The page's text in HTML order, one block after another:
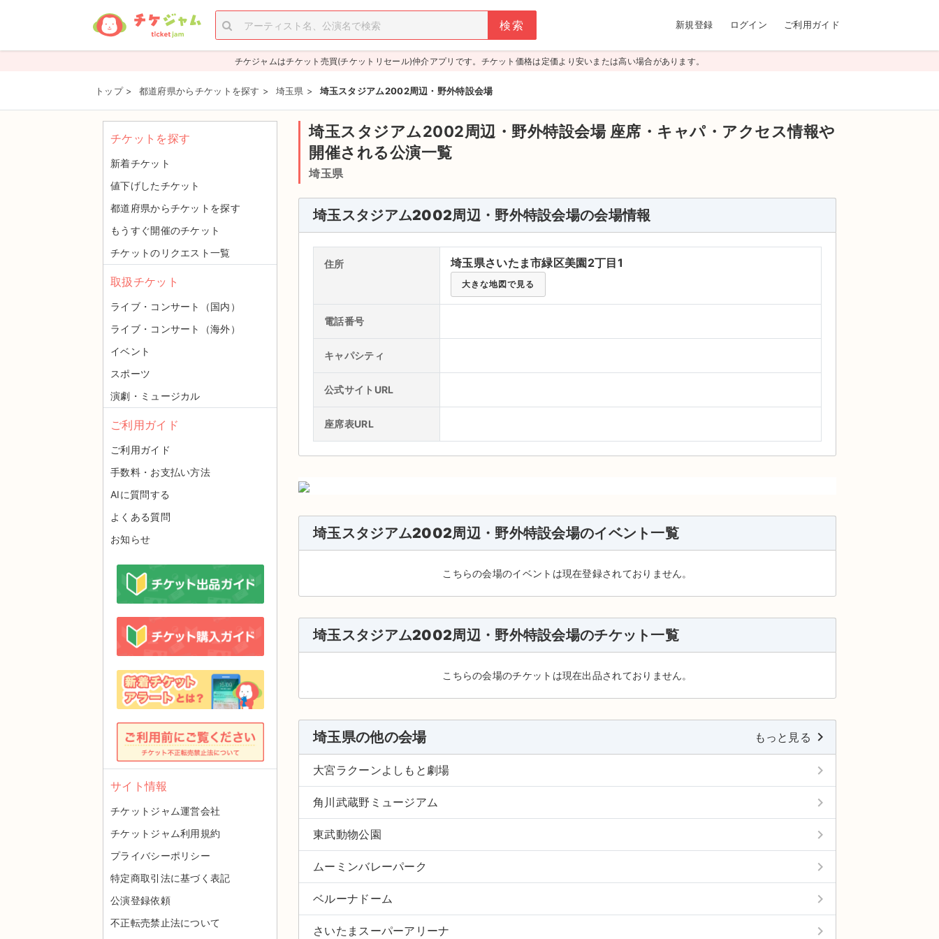
新規登録 ログイン ご利用ガイド
チケジャムはチケット売買(チケットリセール)仲介アプリです。チケット価格は定価より安いまたは高い場合があります。
トップ > 都道府県からチケットを探す > 埼玉県 > 埼玉スタジアム2002周辺・野外特設会場
埼玉スタジアム2002周辺・野外特設会場 座席・キャパ・アクセス情報や
開催される公演一覧
埼玉県
埼玉スタジアム2002周辺・野外特設会場の会場情報
住所 埼玉県さいたま市緑区美園2丁目1
大きな地図で見る
電話番号
キャパシティ
公式サイトURL
座席表URL
埼玉スタジアム2002周辺・野外特設会場のイベント一覧
こちらの会場のイベントは現在登録されておりません。
埼玉スタジアム2002周辺・野外特設会場のチケット一覧
こちらの会場のチケットは現在出品されておりません。
埼玉県の他の会場 もっと見る keyboard_arrow_right
大宮ラクーンよしもと劇場 keyboard_arrow_right
角川武蔵野ミュージアム keyboard_arrow_right
東武動物公園 keyboard_arrow_right
ムーミンバレーパーク keyboard_arrow_right
ベルーナドーム keyboard_arrow_right
さいたまスーパーアリーナ keyboard_arrow_right
チケットを探す
新着チケット
値下げしたチケット
都道府県からチケットを探す
もうすぐ開催のチケット
チケットのリクエスト一覧
取扱チケット
ライブ・コンサート（国内）
ライブ・コンサート（海外）
イベント
スポーツ
演劇・ミュージカル
ご利用ガイド
ご利用ガイド
手数料・お支払い方法
AIに質問する
よくある質問
お知らせ
サイト情報
チケットジャム運営会社
チケットジャム利用規約
プライバシーポリシー
特定商取引法に基づく表記
公演登録依頼
不正転売禁止法について